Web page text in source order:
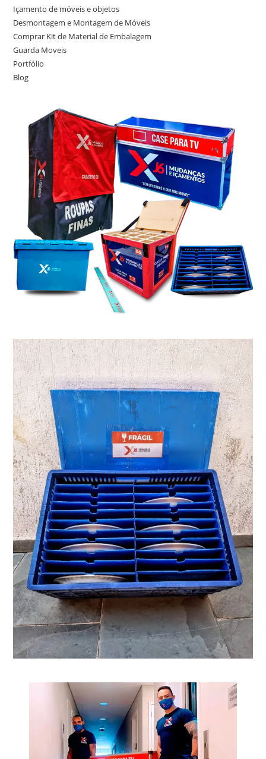
Içamento de móveis e objetos
Desmontagem e Montagem de Móveis
Comprar Kit de Material de Embalagem
Guarda Moveis
Portfólio
Blog